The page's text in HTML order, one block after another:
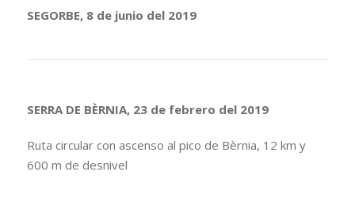
SEGORBE, 8 de junio del 2019
SERRA DE BÈRNIA, 23 de febrero del 2019
Ruta circular con ascenso al pico de Bèrnia, 12 km y
600 m de desnivel